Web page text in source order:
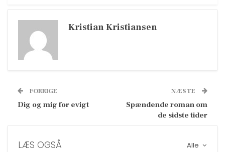
Kristian Kristiansen
FORRIGE
Dig og mig for evigt
NÆSTE
Spændende roman om
de sidste tider
Alle
LÆS OGSÅ